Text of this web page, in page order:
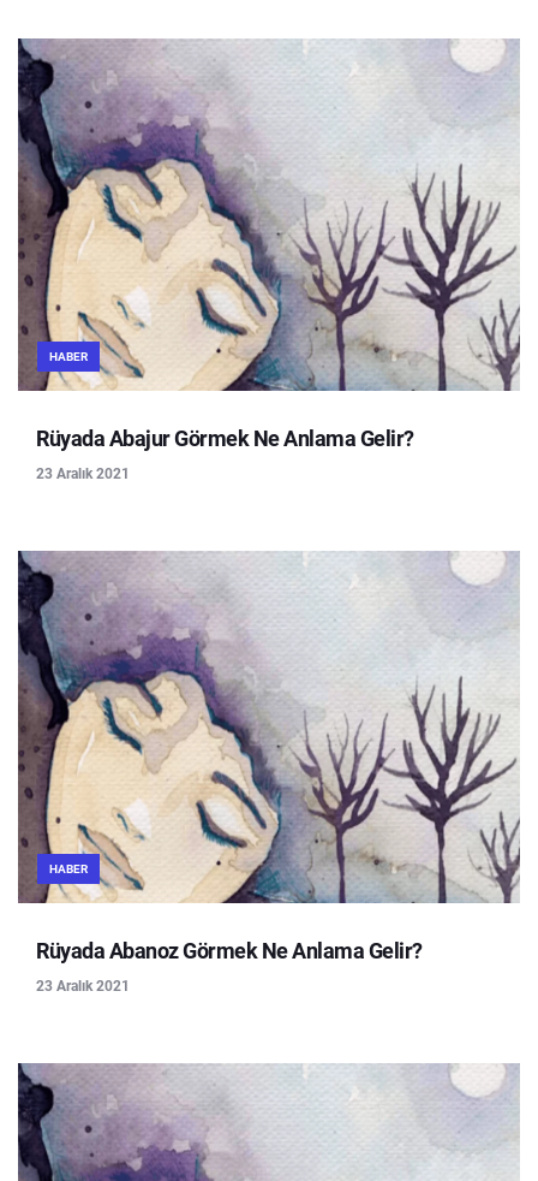
HABER
Rüyada Abajur Görmek Ne Anlama Gelir?
23 Aralık 2021
HABER
Rüyada Abanoz Görmek Ne Anlama Gelir?
23 Aralık 2021